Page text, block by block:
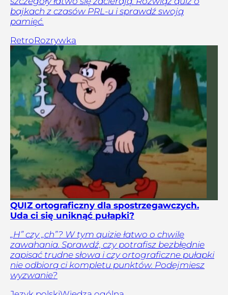
bajkach z czasów PRL-u i sprawdź swoją
pamięć.
RetroRozrywka
QUIZ ortograficzny dla spostrzegawczych.
Uda ci się uniknąć pułapki?
„H” czy „ch”? W tym quizie łatwo o chwilę
zawahania. Sprawdź, czy potrafisz bezbłędnie
zapisać trudne słowa i czy ortograficzne pułapki
nie odbiorą ci kompletu punktów. Podejmiesz
wyzwanie?